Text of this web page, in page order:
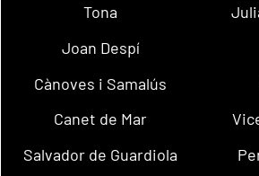
Tona
Joan Despí
Cànoves i Samalús
Canet de Mar
Salvador de Guardiola